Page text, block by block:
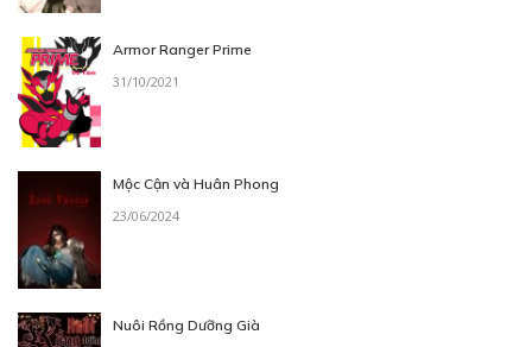
Armor Ranger Prime
31/10/2021
Mộc Cận và Huân Phong
23/06/2024
Nuôi Rồng Dưỡng Già